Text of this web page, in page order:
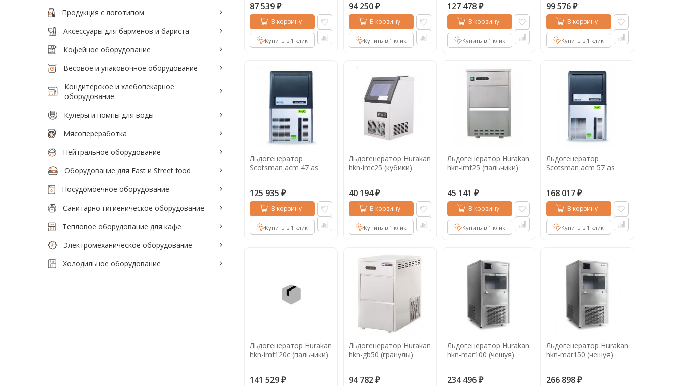
87 539 ₽
В корзину
Купить в 1 клик
94 250 ₽
В корзину
Купить в 1 клик
127 478 ₽
В корзину
Купить в 1 клик
99 576 ₽
В корзину
Купить в 1 клик
Льдогенератор
Scotsman acm 47 as
125 935 ₽
В корзину
Купить в 1 клик
Льдогенератор Hurakan
hkn-imc25 (кубики)
40 194 ₽
В корзину
Купить в 1 клик
Льдогенератор Hurakan
hkn-imf25 (пальчики)
45 141 ₽
В корзину
Купить в 1 клик
Льдогенератор
Scotsman acm 57 as
168 017 ₽
В корзину
Купить в 1 клик
Льдогенератор Hurakan
hkn-imf120c (пальчики)
141 529 ₽
Льдогенератор Hurakan
hkn-gb50 (гранулы)
94 782 ₽
Льдогенератор Hurakan
hkn-mar100 (чешуя)
234 496 ₽
Льдогенератор Hurakan
hkn-mar150 (чешуя)
266 898 ₽
Продукция с логотипом
Аксессуары для барменов и бариста
Кофейное оборудование
Весовое и упаковочное оборудование
Кондитерское и хлебопекарное
оборудование
Кулеры и помпы для воды
Мясопереработка
Нейтральное оборудование
Оборудование для Fast и Street food
Посудомоечное оборудование
Санитарно-гигиеническое оборудование
Тепловое оборудование для кафе
Электромеханическое оборудование
Холодильное оборудование